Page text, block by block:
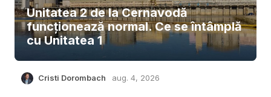
Unitatea 2 de la Cernavodă
funcționează normal. Ce se întâmplă
cu Unitatea 1
Cristi Dorombach aug. 4, 2026